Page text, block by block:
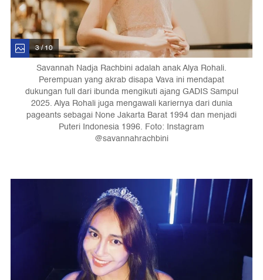
3 / 10
Savannah Nadja Rachbini adalah anak Alya Rohali.
Perempuan yang akrab disapa Vava ini mendapat
dukungan full dari ibunda mengikuti ajang GADIS Sampul
2025. Alya Rohali juga mengawali kariernya dari dunia
pageants sebagai None Jakarta Barat 1994 dan menjadi
Puteri Indonesia 1996. Foto: Instagram
@savannahrachbini